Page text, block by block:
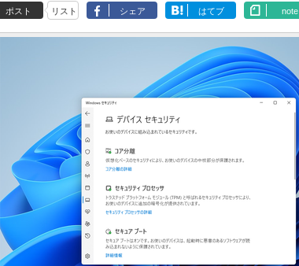
ポスト リスト シェア はてブ note